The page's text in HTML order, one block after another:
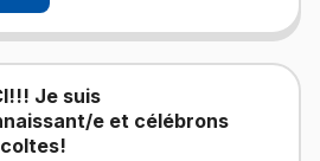
Je suis
e et célébrons